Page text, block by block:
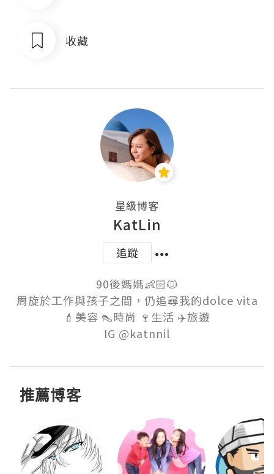
收藏
星級博客
KatLin
追蹤
90後媽媽👶🏻🐱
周旋於工作與孩子之間，仍追尋我的dolce vita
💄美容 👠時尚 🍷生活 ✈️旅遊
推薦博客